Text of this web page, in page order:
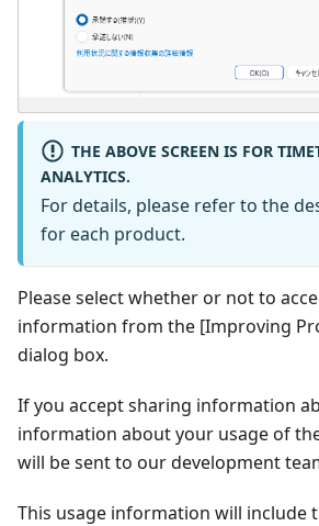
THE ABOVE SCREEN IS FOR
ANALYTICS.
For details, please refer to the
for each product.
Please select whether or not to
information from the [Improving
dialog box.
If you accept sharing information
information about your usage of
will be sent to our development
This usage information will include